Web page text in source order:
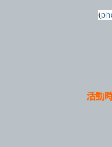
(
活動